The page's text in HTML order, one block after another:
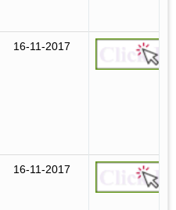
16-11-2017
16-11-2017